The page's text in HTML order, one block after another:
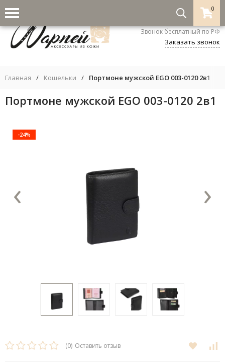
0
8-800-333-5530
Звонок бесплатный по РФ
Заказать звонок
Главная / Кошельки / Портмоне мужской EGO 003-0120 2в1
Портмоне мужской EGO 003-0120 2в1
-24%
‹ ›
(0) Оставить отзыв